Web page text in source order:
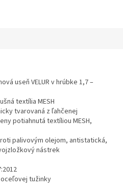
useň VELUR v hrúbke 1,7 –
textília MESH
tvarovaná z ľahčenej
potiahnutá textíliou MESH,
palivovým olejom, antistatická,
nástrek
oceľovej tužinky